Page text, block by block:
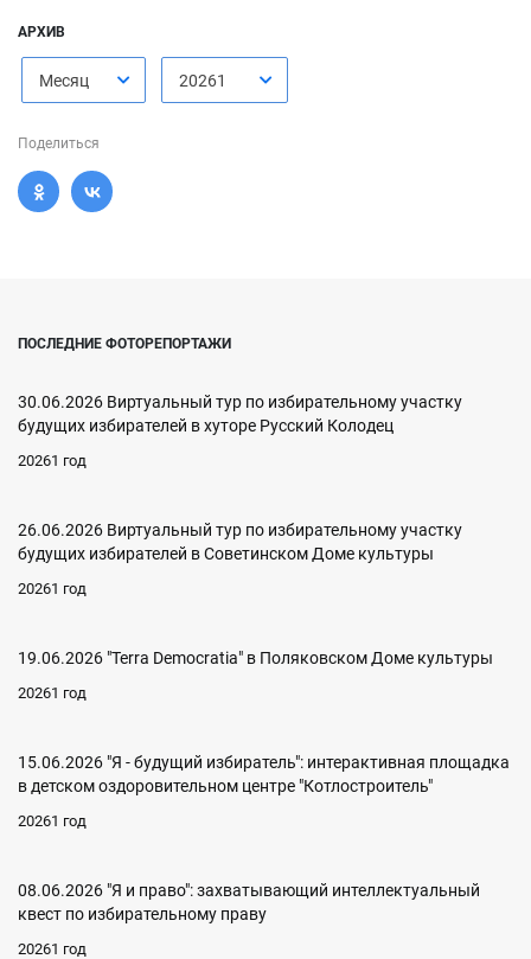
АРХИВ
Месяц 20261
Поделиться
ПОСЛЕДНИЕ ФОТОРЕПОРТАЖИ
30.06.2026 Виртуальный тур по избирательному участку
будущих избирателей в хуторе Русский Колодец
20261 год
26.06.2026 Виртуальный тур по избирательному участку
будущих избирателей в Советинском Доме культуры
20261 год
19.06.2026 "Terra Democratia" в Поляковском Доме культуры
20261 год
15.06.2026 "Я - будущий избиратель": интерактивная площадка
в детском оздоровительном центре "Котлостроитель"
20261 год
08.06.2026 "Я и право": захватывающий интеллектуальный
квест по избирательному праву
20261 год